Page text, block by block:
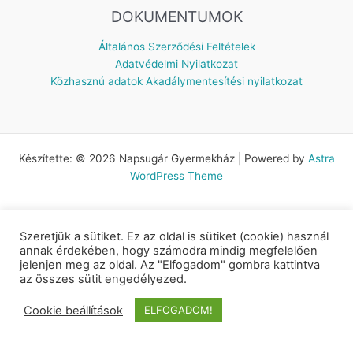
DOKUMENTUMOK
Általános Szerződési Feltételek
Adatvédelmi Nyilatkozat
Közhasznú adatok Akadálymentesítési nyilatkozat
Készítette: © 2026 Napsugár Gyermekház | Powered by Astra
WordPress Theme
Szeretjük a sütiket. Ez az oldal is sütiket (cookie) használ
annak érdekében, hogy számodra mindig megfelelően
jelenjen meg az oldal. Az "Elfogadom" gombra kattintva
az összes sütit engedélyezed.
Cookie beállítások ELFOGADOM!